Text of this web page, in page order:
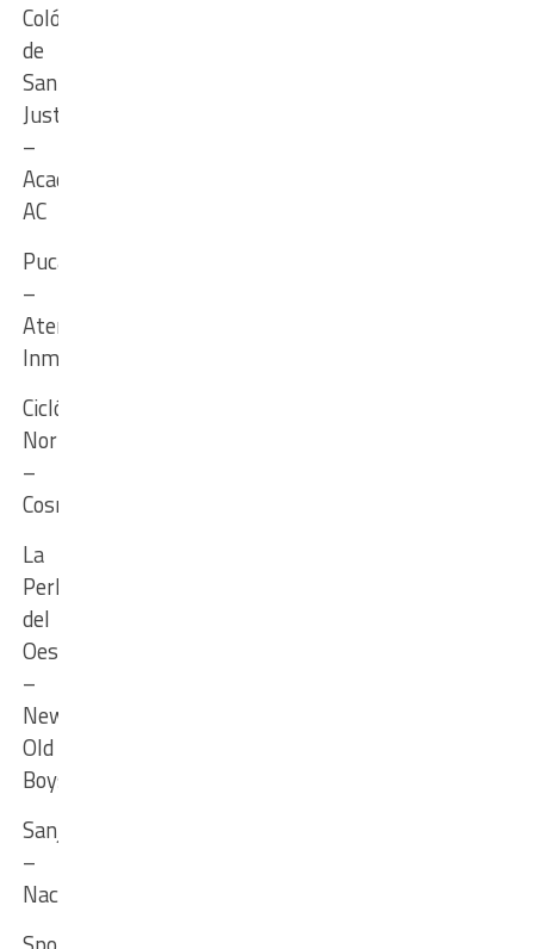
Colón
de
San
Justo
–
Academia
AC
Pucará
–
Ateneo
Inmaculada
Ciclón
Norte
–
Cosmos
La
Perla
del
Oeste
–
Newell’s
Old
Boys
Sanjustino
–
Nacional